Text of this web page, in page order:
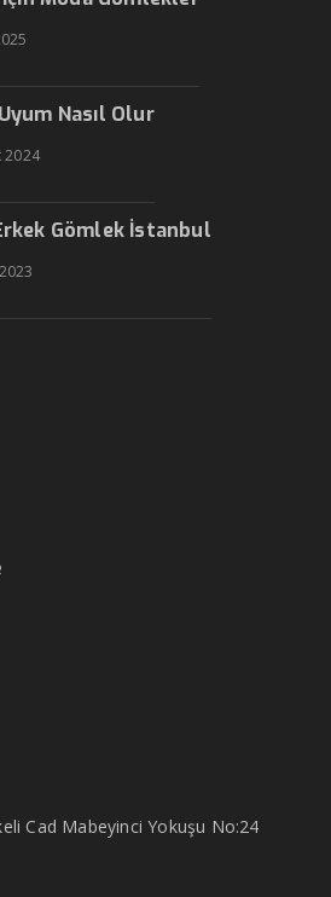
Nasıl Olur
2024
Gömlek İstanbul
Cad Mabeyinci Yokuşu No:24